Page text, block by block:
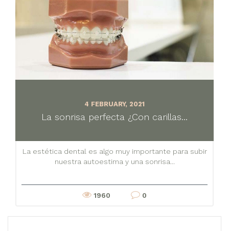
4 FEBRUARY, 2021
La sonrisa perfecta ¿Con carillas...
La estética dental es algo muy importante para subir
nuestra autoestima y una sonrisa...
1960 0